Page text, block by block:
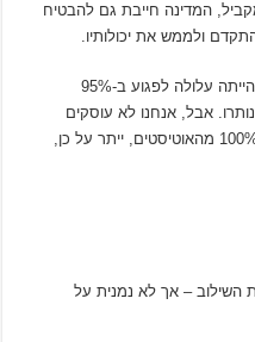
המדינה חייבת גם להבטיח
ולממש את יכולותיו.
הצעת החוק שהובאה לשולחן הממשלה הייתה עלולה לפגוע ב-95%
בשביל לממן את ה-5% שנותרו. אבל, אנחנו לא עוסקים
בעבר אלא בעתיד, בחקיקה שתסייע ל-100% מהאוטיסטים, ייתר על כן,
השילוב – אך לא נמנית על